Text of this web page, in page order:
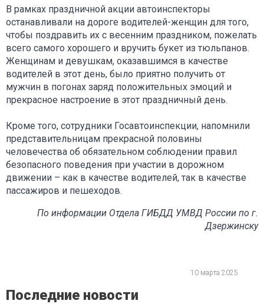
В рамках праздничной акции автоинспекторы
останавливали на дороге водителей-женщин для того,
чтобы поздравить их с весенним праздником, пожелать
всего самого хорошего и вручить букет из тюльпанов.
Женщинам и девушкам, оказавшимся в качестве
водителей в этот день, было приятно получить от
мужчин в погонах заряд положительных эмоций и
прекрасное настроение в этот праздничный день.
Кроме того, сотрудники Госавтоинспекции, напомнили
представительницам прекрасной половины
человечества об обязательном соблюдении правил
безопасного поведения при участии в дорожном
движении – как в качестве водителей, так в качестве
пассажиров и пешеходов.
По информации Отдела ГИБДД УМВД России по г.
Дзержинску
10 марта 2025
Последние новости